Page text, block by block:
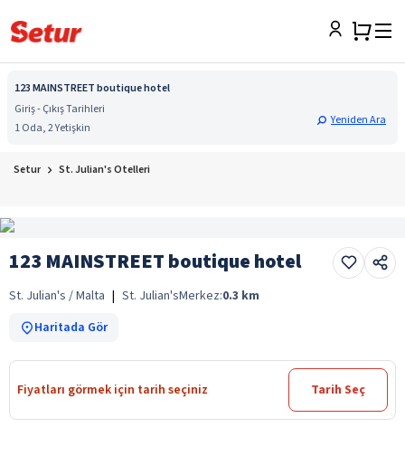
123 MAINSTREET boutique hotel
Giriş - Çıkış Tarihleri
1 Oda, 2 Yetişkin
Yeniden Ara
Setur St. Julian's Otelleri
123 MAINSTREET boutique hotel
St. Julian's / Malta | St. Julian'sMerkez:0.3 km
Haritada Gör
Fiyatları görmek için tarih seçiniz Tarih Seç